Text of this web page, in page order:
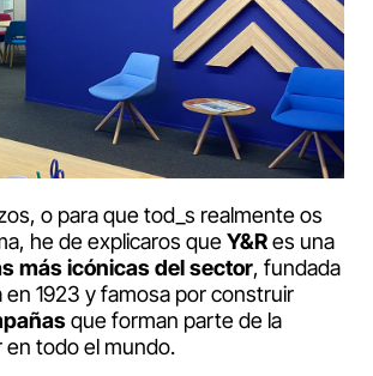
o para que tod_s realmente os
he de explicaros queY&Res una
más icónicas del sector, fundada
en 1923 y famosa por construir
que forman parte de la
en todo el mundo.